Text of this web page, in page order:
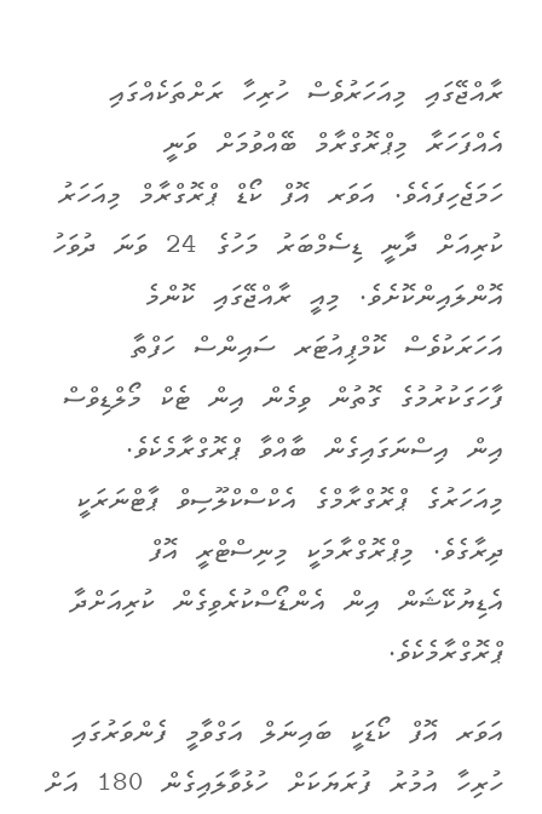
ރާއްޖޭގައި މިއަހަރުވެސް ހުރިހާ ރަށްތަކެއްގައި
އެއްފަހަރާ މިޕްރޮގްރާމް ބޭއްވުމަށް ވަނީ
ހަމަޖެހިފައެވެ. އަވަރ އޮފް ކޯޑް ޕްރޮގްރާމް މިއަހަރު
ކުރިއަށް ދާނީ ޑިސެމްބަރު މަހުގެ 24 ވަނަ ދުވަހު
އޮންލައިންކޮށެވެ. މިއީ ރާއްޖޭގައި ކޮންމެ
އަހަރަކުވެސް ކޮމްޕިއުޓަރ ސައިންސް ހަފްތާ
ފާހަގަކުރުމުގެ ގޮތުން ވިމެން އިން ޓެކް މޯލްޑިވްސް
އިން އިސްނަގައިގެން ބާއްވާ ޕްރޮގްރާމެކެވެ.
މިއަހަރުގެ ޕްރޮގްރާމްގެ އެކްސްކްލޫސިވް ޕާޓްނަރަކީ
ދިރާގެވެ. މިޕްރޮގްރާމަކީ މިނިސްޓްރީ އޮފް
އެޑިޔުކޭޝަން އިން އެންޑޯސްކުރެވިގެން ކުރިއަށްދާ
ޕްރޮގްރާމެކެވެ.
އަވަރ އޮފް ކޯޑަކީ ބައިނަލް އަގްވާމީ ފެންވަރުގައި
ހުރިހާ އުމުރު ފުރަޔަކަށް ހުޅުވާލައިގެން 180 އަށް